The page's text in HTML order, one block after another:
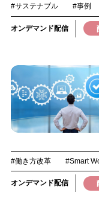
#サステナブル #事例
オンデマンド配信
#働き方改革 #Smart
オンデマンド配信